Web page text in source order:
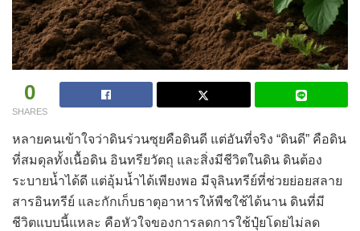
0
SHARES
หลายคนเข้าใจว่าดินร่วนซุยคือดินดี แต่อันที่จริง “ดินดี” คือดิน
ที่สมดุลทั้งเนื้อดิน อินทรียวัตถุ และสิ่งมีชีวิตในดิน ดินต้อง
ระบายน้ำได้ดี แต่อุ้มน้ำได้เพียงพอ มีจุลินทรีย์ที่ช่วยย่อยสลาย
สารอินทรีย์ และกักเก็บธาตุอาหารให้พืชใช้ได้นาน ดินที่มี
ชีวิตแบบนี้แหละ คือหัวใจของการลดการใช้ปุ๋ยโดยไม่ลด